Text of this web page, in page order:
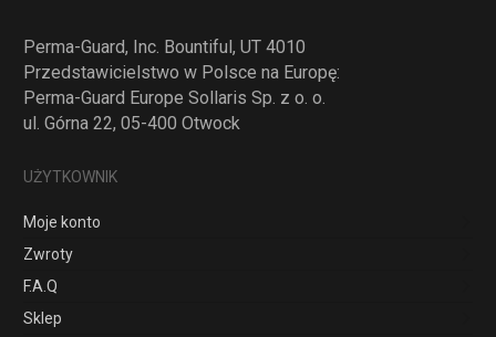
Perma-Guard, Inc. Bountiful, UT 4010
Przedstawicielstwo w Polsce na Europę:
Perma-Guard Europe Sollaris Sp. z o. o.
ul. Górna 22, 05-400 Otwock
UŻYTKOWNIK
Moje konto
Zwroty
F.A.Q
Sklep